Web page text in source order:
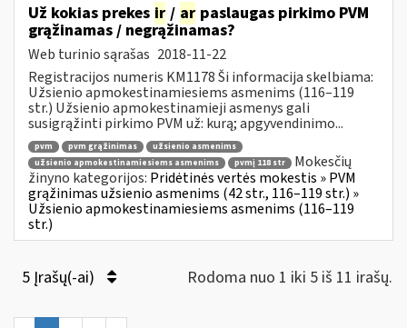
Už kokias prekes ir / ar paslaugas pirkimo PVM
grąžinamas / negrąžinamas?
Web turinio sąrašas 2018-11-22
Registracijos numeris KM1178 Ši informacija skelbiama:
Užsienio apmokestinamiesiems asmenims (116–119
str.) Užsienio apmokestinamieji asmenys gali
susigrąžinti pirkimo PVM už: kurą; apgyvendinimo...
pvm pvm grąžinimas
užsienio asmenims
užsienio apmokestinamiesiems asmenims
pvmį 118 str
Mokesčių
žinyno kategorijos: Pridėtinės vertės mokestis » PVM
grąžinimas užsienio asmenims (42 str., 116–119 str.) »
Užsienio apmokestinamiesiems asmenims (116–119
str.)
5 Įrašų(-ai) Rodoma nuo 1 iki 5 iš 11 irašų.